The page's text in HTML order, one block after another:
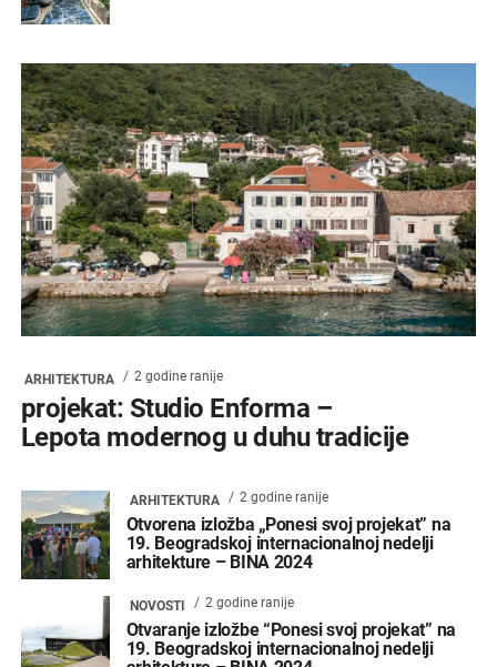
ARHITEKTURA 2 godine ranije
projekat: Studio Enforma –
Lepota modernog u duhu tradicije
ARHITEKTURA 2 godine ranije
Otvorena izložba „Ponesi svoj projekat” na
19. Beogradskoj internacionalnoj nedelji
arhitekture – BINA 2024
NOVOSTI 2 godine ranije
Otvaranje izložbe “Ponesi svoj projekat” na
19. Beogradskoj internacionalnoj nedelji